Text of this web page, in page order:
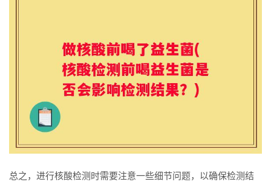
总之，进行核酸检测时需要注意一些细节问题，以确保检测结